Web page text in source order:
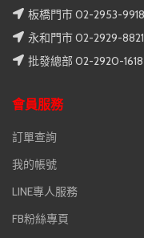
板橋門市 02-2953-9918
永和門市 02-2929-8821
批發總部 02-2920-1618
會員服務
訂單查詢
我的帳號
LINE專人服務
FB粉絲專頁